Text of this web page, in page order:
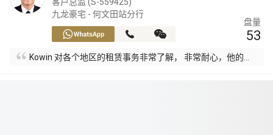
九龙豪宅 - 何文田站分行
Kowin 对各个地区的租赁事务非常了解， 非常耐心，他的建
盘量
53